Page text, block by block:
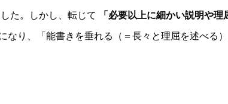
た。しかし、転じて 「必要以上に細かい説明や理
なり、「能書きを垂れる（＝長々と理屈を述べる